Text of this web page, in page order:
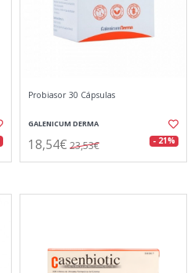
Probiasor 30 Cápsulas
GALENICUM DERMA
18,54€ 23,53€ - 21%